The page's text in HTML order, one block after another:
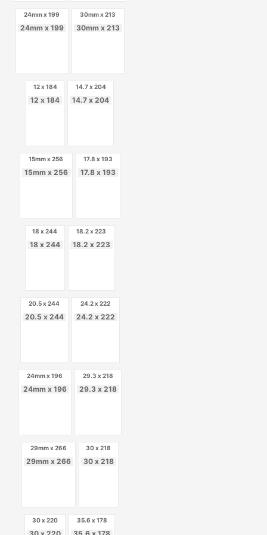
24mm x 199
24mm x 199
30mm x 213
30mm x 213
12 x 184
12 x 184
14.7 x 204
14.7 x 204
15mm x 256
15mm x 256
17.8 x 193
17.8 x 193
18 x 244
18 x 244
18.2 x 223
18.2 x 223
20.5 x 244
20.5 x 244
24.2 x 222
24.2 x 222
24mm x 196
24mm x 196
29.3 x 218
29.3 x 218
29mm x 266
29mm x 266
30 x 218
30 x 218
30 x 220 35.6 x 178